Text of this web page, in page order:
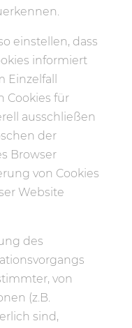
einstellen, dass
informiert
Cookies für
ausschließen
der
Browser
von Cookies
Website
des
von
(z.B.
sind,